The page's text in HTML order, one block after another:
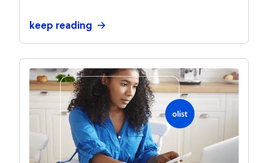
keep reading